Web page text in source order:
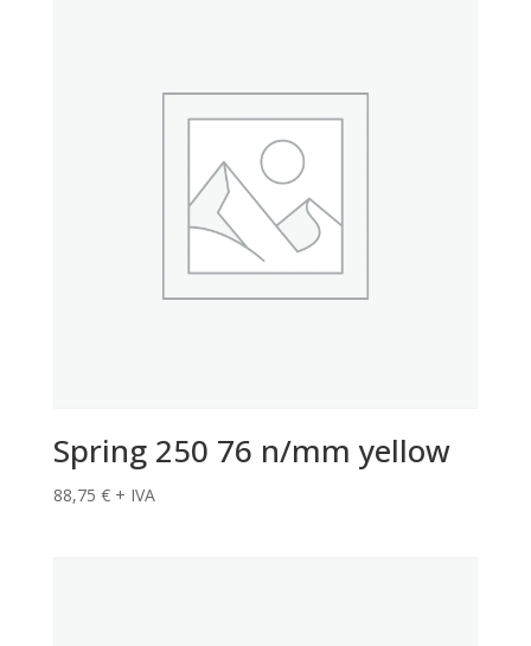
Spring 250 76 n/mm yellow
88,75 € + IVA